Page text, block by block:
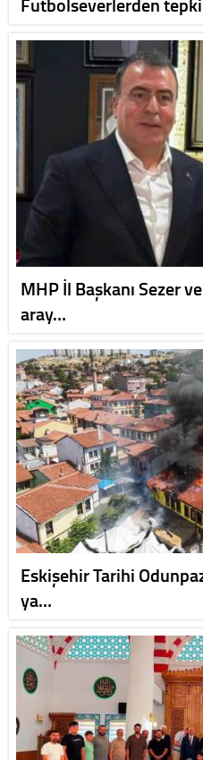
MHP İl Başkanı Sezer
aray…
Eskişehir Tarihi
ya…